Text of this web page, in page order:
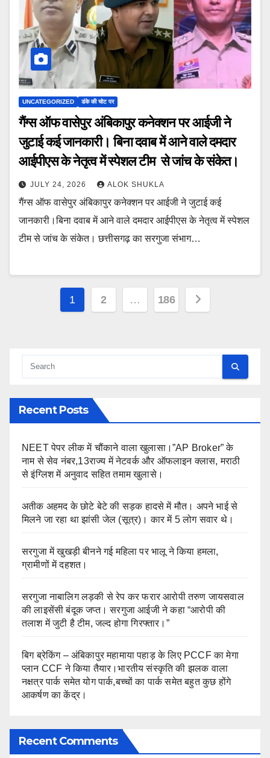
UNCATEGORIZED डंके की चोट पर
गैंग्स ऑफ वासेपुर अंबिकापुर कनेक्शन पर आईजी ने
जुटाई कई जानकारी। बिना दवाब में आने वाले दमदार
आईपीएस के नेतृत्व में स्पेशल टीम से जांच के संकेत।
JULY 24, 2026 ALOK SHUKLA
गैंग्स ऑफ वासेपुर अंबिकापुर कनेक्शन पर आईजी ने जुटाई कई
जानकारी।बिना दवाब में आने वाले दमदार आईपीएस के नेतृत्व में स्पेशल
टीम से जांच के संकेत। छत्तीसगढ़ का सरगुजा संभाग…
Posts
1 2 … 186
Recent Posts
NEET पेपर लीक में चौंकाने वाला खुलासा।”AP Broker” के
नाम से सेव नंबर,13राज्य में नेटवर्क और ऑफलाइन क्लास, मराठी
से इंग्लिश में अनुवाद सहित तमाम खुलासे।
अतीक अहमद के छोटे बेटे की सड़क हादसे में मौत। अपने भाई से
मिलने जा रहा था झांसी जेल (सूत्र)। कार में 5 लोग सवार थे।
सरगुजा में खुखड़ी बीनने गई महिला पर भालू ने किया हमला,
ग्रामीणों में दहशत।
सरगुजा नाबालिग लड़की से रेप कर फरार आरोपी तरुण जायसवाल
की लाइसेंसी बंदूक जप्त। सरगुजा आईजी ने कहा “आरोपी की
तलाश में जुटी है टीम, जल्द होगा गिरफ्तार।”
बिग ब्रेकिंग – अंबिकापुर महामाया पहाड़ के लिए PCCF का मेगा
प्लान CCF ने किया तैयार।भारतीय संस्कृति की झलक वाला
नक्षत्र पार्क समेत योग पार्क,बच्चों का पार्क समेत बहुत कुछ होंगे
आकर्षण का केंद्र।
Recent Comments